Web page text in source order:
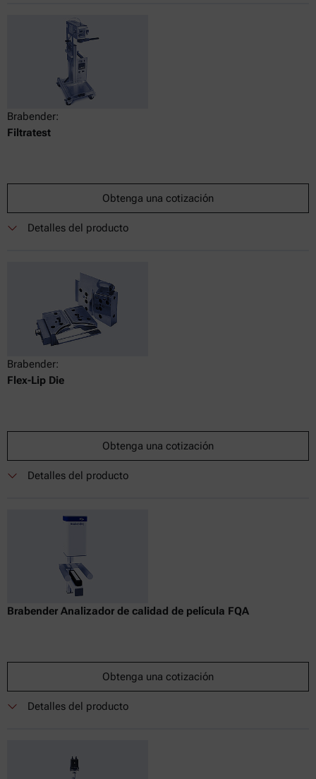
Brabender:
Filtratest
Obtenga una cotización
Detalles del producto
Brabender:
Flex-Lip Die
Obtenga una cotización
Detalles del producto
Brabender Analizador de calidad de película FQA
Obtenga una cotización
Detalles del producto